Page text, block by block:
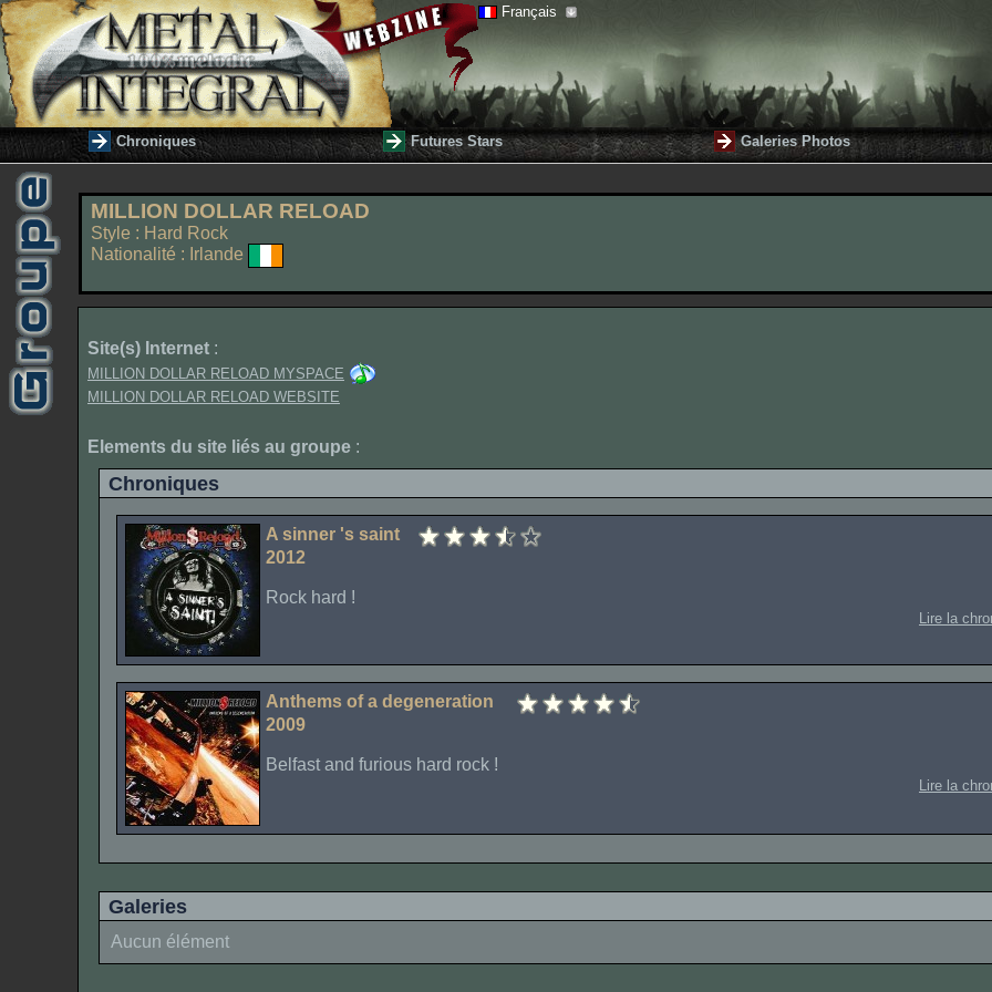
Français
Chroniques Futures Stars Galeries Photos
MILLION DOLLAR RELOAD
Style : Hard Rock
Nationalité : Irlande
Site(s) Internet :
MILLION DOLLAR RELOAD MYSPACE
MILLION DOLLAR RELOAD WEBSITE
Elements du site liés au groupe :
Chroniques
A sinner 's saint
2012
Rock hard !
Lire la
Anthems of a degeneration
2009
Belfast and furious hard rock !
Lire la
Galeries
Aucun élément